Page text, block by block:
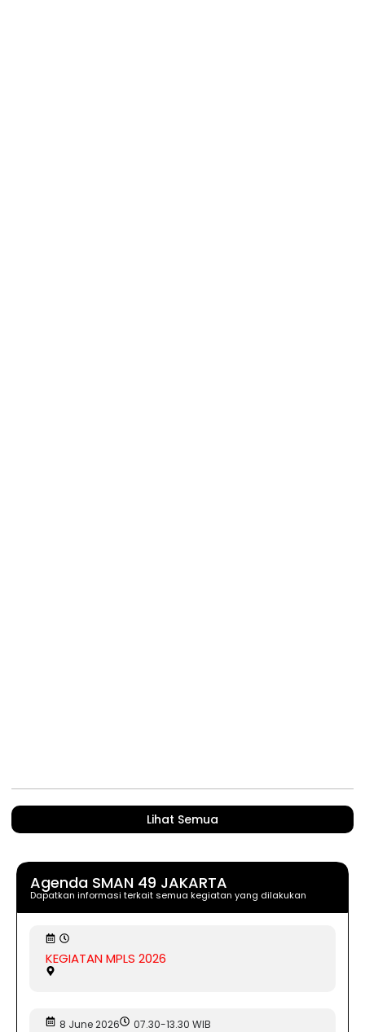
Lihat Semua
Agenda SMAN 49 JAKARTA
Dapatkan informasi terkait semua kegiatan yang dilakukan
KEGIATAN MPLS 2026
8 June 2026 07.30-13.30 WIB